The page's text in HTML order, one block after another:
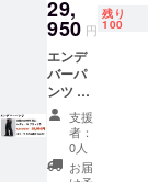
ので、
予めご
さい。
・受け
取らな
かった
・入力
した住
所に誤
なる場
合がご
す。ご
了承く
ださ
い。 ※
以下の
ような
支援者
たしま
す。 ※
価格は
送料・
消費税
込みで
す ※配
送時
期：
2020年
29,
950 円
残り
100
エンデ
バーパ
ンツ ×
１着 レ
ディー
スブ
ラック
支援
者：
0人
お届